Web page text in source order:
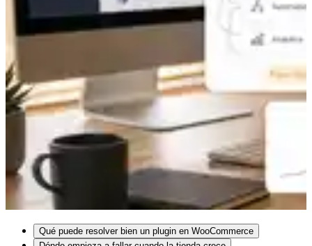
Qué puede resolver bien un plugin en WooCommerce